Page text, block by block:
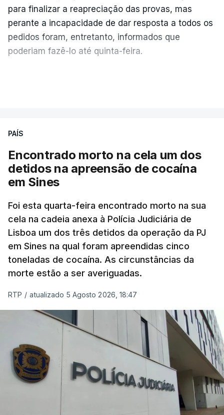
para finalizar a reapreciação das provas, mas
perante a incapacidade de dar resposta a todos os
pedidos foram, entretanto, informados que
poderiam fazê-lo até quinta-feira.
No domingo, estavam concluídos cerca de 50 por
cento dos mais de 20 mil pedidos de reapreciação,
mas Cristina Mota, porta-voz da Missão Escola
Pública, tem dúvidas de que o processo esteja
"Durante o fim de semana e nos últimos dias,
apercebamo-nos que ainda estão a ser
convocados professores para reapreciações"
disse a professora à agência Lusa."Será
praticamente impossível termos a totalidade
Segundo os docentes, o processo de reapreciação
está a enfrentar vários constrangimentos. Há
casos em que faltam os modelos preenchidos
pelos alunos com a alegação justificativa para o
pedido de reapreciação, ou os documentos que os
relatores devem preencher.
PAÍS
Encontrado morto na cela um dos
detidos na apreensão de cocaína
em Sines
Foi esta quarta-feira encontrado morto na sua
cela na cadeia anexa à Polícia Judiciária de
Lisboa um dos três detidos da operação da PJ
em Sines na qual foram apreendidas cinco
toneladas de cocaína. As circunstâncias da
morte estão a ser averiguadas.
RTP / atualizado 5 Agosto 2026, 18:47